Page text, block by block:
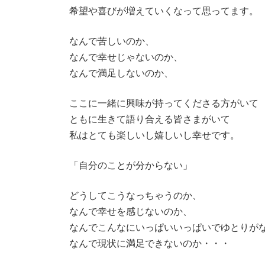
希望や喜びが増えていくなって思ってます。
なんで苦しいのか、
なんで幸せじゃないのか、
なんで満足しないのか、
ここに一緒に興味が持ってくださる方がいて
ともに生きて語り合える皆さまがいて
私はとても楽しいし嬉しいし幸せです。
「自分のことが分からない」
どうしてこうなっちゃうのか、
なんで幸せを感じないのか、
なんでこんなにいっぱいいっぱいでゆとりが
なんで現状に満足できないのか・・・